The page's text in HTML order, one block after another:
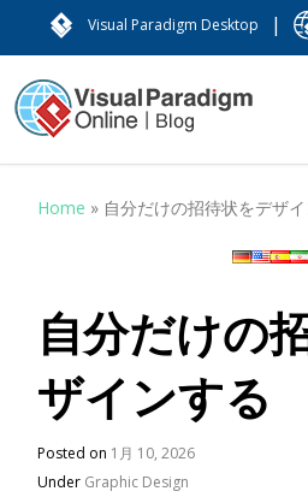
Visual Paradigm Desktop |
Home » 自分だけの招待状をデザ
自分だけの
ザインする
Posted on 1月 10, 2026
Under Graphic Design